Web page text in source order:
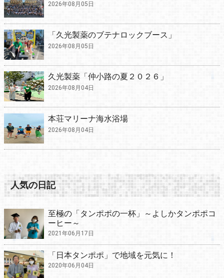
2026年08月05日
「久光製薬のブテナロックブース」
2026年08月05日
久光製薬「仲小路の夏２０２６」
2026年08月04日
本荘マリーナ海水浴場
2026年08月04日
人気の日記
至極の「タンポポの一杯」～よしかタンポポコ
ーヒー～
2021年06月17日
「日本タンポポ」で地域を元気に！
2020年06月04日